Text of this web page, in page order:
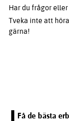
Har du frågor
Tveka inte att
gärna!
Få de bästa